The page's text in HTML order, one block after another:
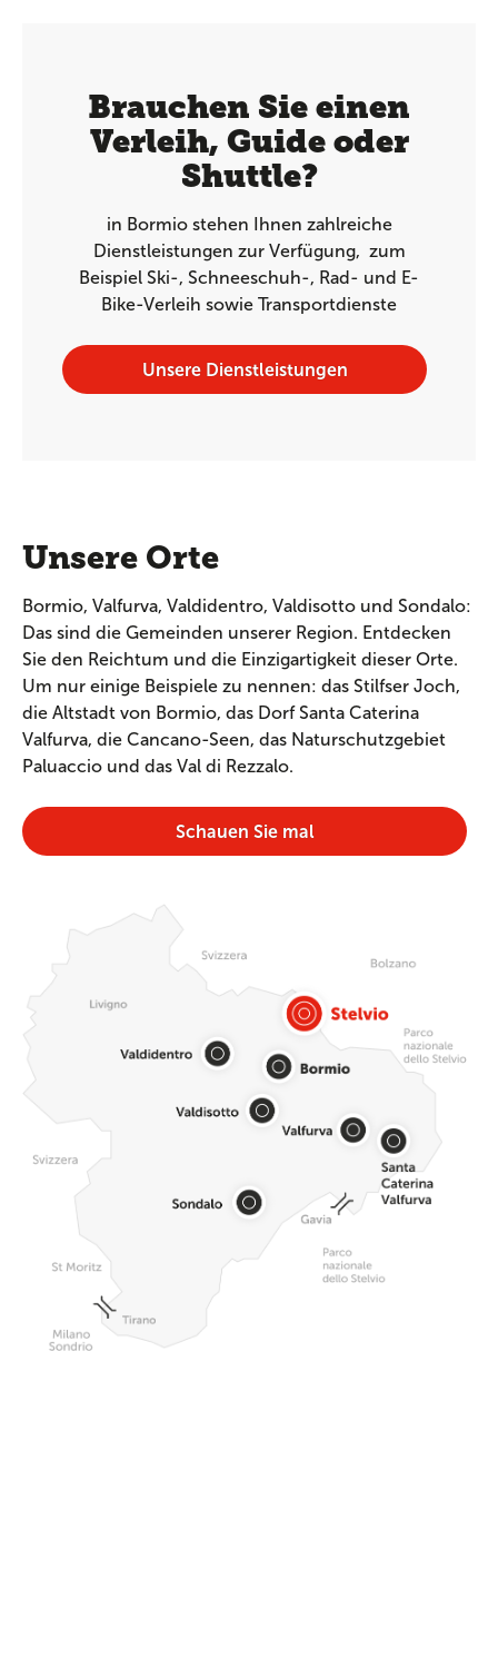
Brauchen Sie einen
Verleih, Guide oder
Shuttle?
in Bormio stehen Ihnen zahlreiche
Dienstleistungen zur Verfügung, zum
Beispiel Ski-, Schneeschuh-, Rad- und E-
Bike-Verleih sowie Transportdienste
Unsere Dienstleistungen
Unsere Orte
Bormio, Valfurva, Valdidentro, Valdisotto und Sondalo:
Das sind die Gemeinden unserer Region. Entdecken
Sie den Reichtum und die Einzigartigkeit dieser Orte.
Um nur einige Beispiele zu nennen: das Stilfser Joch,
die Altstadt von Bormio, das Dorf Santa Caterina
Valfurva, die Cancano-Seen, das Naturschutzgebiet
Paluaccio und das Val di Rezzalo.
Schauen Sie mal